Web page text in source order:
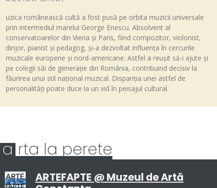
uzica românească cultă a fost pusă pe orbita muzicii universale
prin intermediul marelui George Enescu. Absolvent al
conservatoarelor din Viena și Paris, fiind compozitor, violonist,
dirijor, pianist și pedagog, și-a dezvoltat influența în cercurile
muzicale europene și nord-americane. Astfel a reușit să-i ajute și
pe colegii săi de generație din România, contribuind decisiv la
făurirea unui stil național muzical. Dispariția unei astfel de
personalități poate duce la un vid în peisajul cultural.
a rta la perete
ARTEFAPTE @ Muzeul de Artă